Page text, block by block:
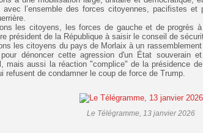
avec l’ensemble des forces citoyennes, pacifistes et
les citoyens, les forces de gauche et de progrès
président de la République à saisir le conseil de
les citoyens du pays de Morlaix à un
dénoncer cette agression d'un État souverain
mais aussi la réaction "complice" de la présidence
refusent de condamner le coup de force de Trump.
Le Télégramme, 13 janvier 2026